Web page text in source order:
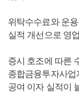
위탁수수료와 운
실적 개선으로 영
증시 호조에 따른
종합금융투자사업
공여 이자 실적이